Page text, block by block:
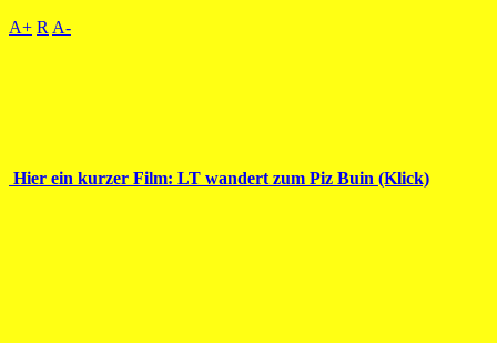
A+ R A-
Hier ein kurzer Film: LT wandert zum Piz Buin (Klick)